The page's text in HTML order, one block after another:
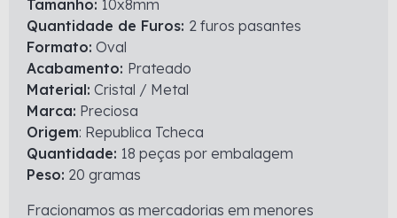
Tamanho: 10x8mm
Quantidade de Furos: 2 furos pasantes
Formato: Oval
Acabamento: Prateado
Material: Cristal / Metal
Marca: Preciosa
Origem: Republica Tcheca
Quantidade: 18 peças por embalagem
Peso: 20 gramas
Fracionamos as mercadorias em menores